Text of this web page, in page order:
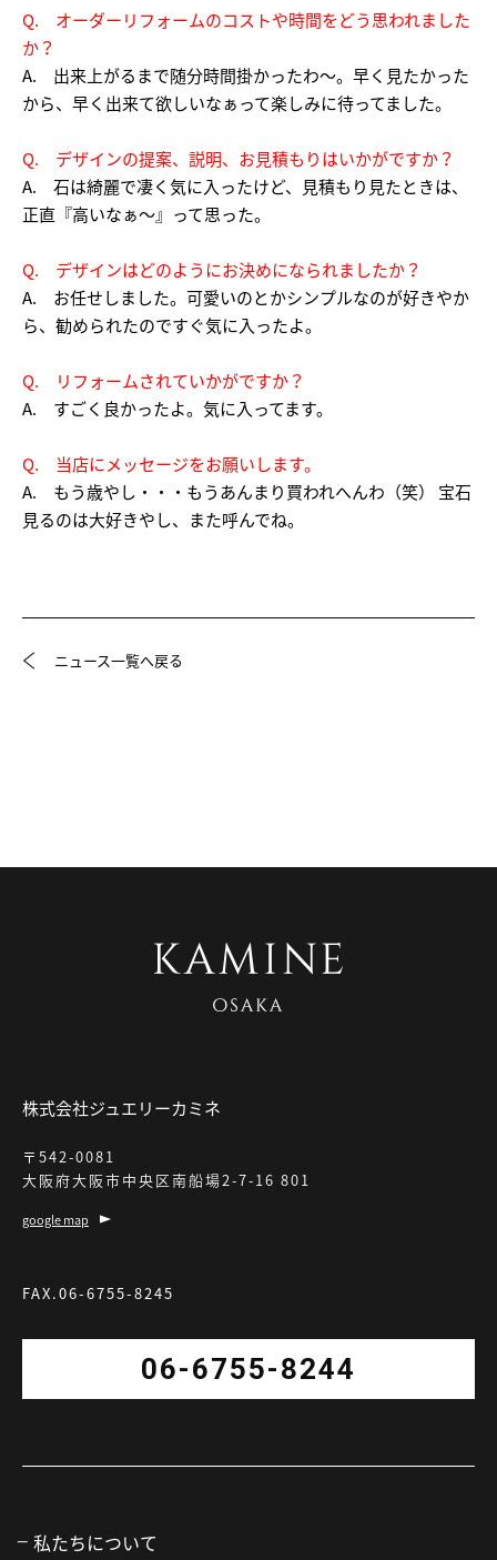
Q. オーダーリフォームのコストや時間をどう思われました
か？
A. 出来上がるまで随分時間掛かったわ～。早く見たかった
から、早く出来て欲しいなぁって楽しみに待ってました。
Q. デザインの提案、説明、お見積もりはいかがですか？
A. 石は綺麗で凄く気に入ったけど、見積もり見たときは、
正直『高いなぁ～』って思った。
Q. デザインはどのようにお決めになられましたか？
A. お任せしました。可愛いのとかシンプルなのが好きやか
ら、勧められたのですぐ気に入ったよ。
Q. リフォームされていかがですか？
A. すごく良かったよ。気に入ってます。
Q. 当店にメッセージをお願いします。
A. もう歳やし・・・もうあんまり買われへんわ（笑） 宝石
見るのは大好きやし、また呼んでね。
ニュース一覧へ戻る
株式会社ジュエリーカミネ
〒542-0081
大阪府大阪市中央区南船場2-7-16 801
google map
FAX.06-6755-8245
06-6755-8244
私たちについて